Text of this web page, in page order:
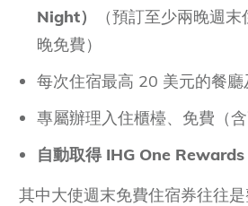
Night）
（預訂至少兩晚週
晚免費）
每次住宿最高 20 美元的餐廳
專屬辦理入住櫃檯、免費（
自動取得IHG One Rewards
其中大使週末免費住宿券往往